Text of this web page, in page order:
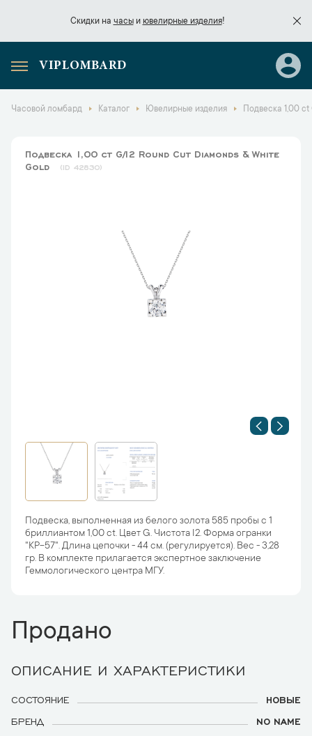
Скидки на часыи ювелирные изделия!
Скидки начасы
VIPLOMBARD
Часовой ломбард Каталог Ювелирные изделия Подвеска 1,00
Подвеска 1,00 ct G/I2 Round Cut Diamonds & White
Gold
42830
Подвеска, выполненная из белого золота 585 пробы с 1
бриллиантом 1,00 ct. Цвет G. Чистота I2. Форма огранки
"КР-57". Длина цепочки - 44 см. (регулируется). Вес - 3,28
гр. В комплекте прилагается экспертное заключение
Геммологического центра МГУ.
Продано
ОПИСАНИЕ И ХАРАКТЕРИСТИКИ
СОСТОЯНИЕ
НОВЫЕ
БРЕНД
NO NAME